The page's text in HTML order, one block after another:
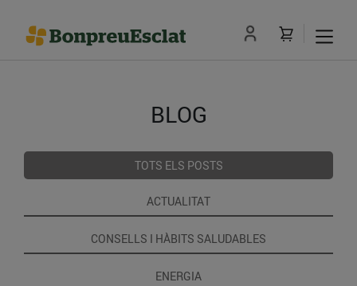
BLOG
TOTS ELS POSTS
ACTUALITAT
CONSELLS I HÀBITS SALUDABLES
ENERGIA